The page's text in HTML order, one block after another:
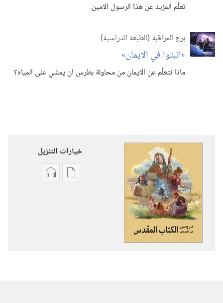
تعلَّم المزيد عن هذا الرسول الامين.‏
برج المراقبة (‏الطبعة الدراسية)‏
‏«اثبتوا في الايمان»‏
ماذا نتعلَّم عن الايمان من محاولة بطرس ان يمشي على المياه؟‏
خيارات التنزيل
خياراتخيارات